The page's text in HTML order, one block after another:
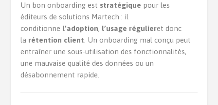
Un bon onboarding est stratégique pour les
éditeurs de solutions Martech : il
conditionne l’adoption, l’usage régulieret donc
la rétention client . Un onboarding mal conçu peut
entraîner une sous-utilisation des fonctionnalités,
une mauvaise qualité des données ou un
désabonnement rapide.